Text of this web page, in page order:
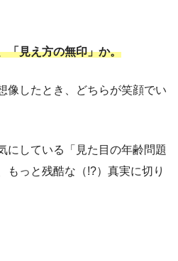
「見え方の無印」か。
像したとき、どちらが笑顔でい
にしている「見た目の年齢問題
もっと残酷な（!?）真実に切り